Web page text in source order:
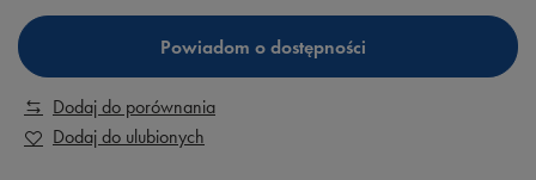
Powiadom o dostępności
Dodaj do porównania
Dodaj do ulubionych